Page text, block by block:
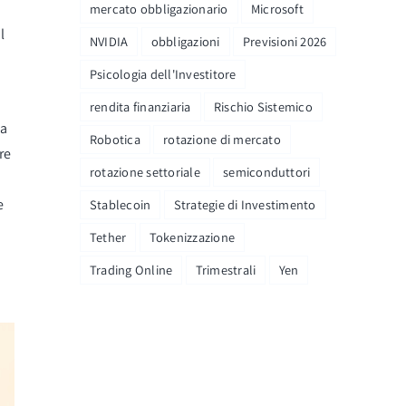
mercato obbligazionario
Microsoft
NVIDIA
obbligazioni
Previsioni 2026
Psicologia dell'Investitore
rendita finanziaria
Rischio Sistemico
Robotica
rotazione di mercato
rotazione settoriale
semiconduttori
Stablecoin
Strategie di Investimento
Tether
Tokenizzazione
Trading Online
Trimestrali Yen